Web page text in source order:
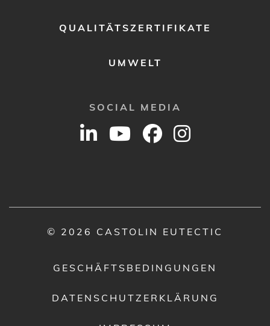
QUALITÄTSZERTIFIKATE
UMWELT
SOCIAL MEDIA
© 2026 CASTOLIN EUTECTIC
GESCHÄFTSBEDINGUNGEN
DATENSCHUTZERKLÄRUNG